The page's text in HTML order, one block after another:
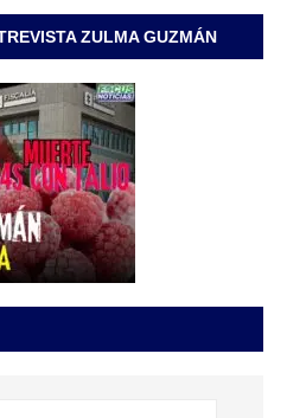
ZULMA GUZMÁN